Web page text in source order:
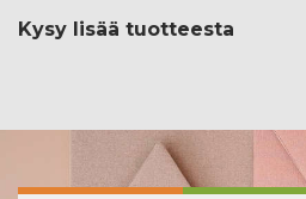
Kysy lisää tuotteesta